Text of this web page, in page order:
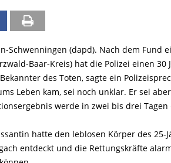
Schwenningen (dapd). Nach dem Fund
Baar-Kreis) hat die Polizei einen
des Toten, sagte ein
Leben kam, sei noch unklar. Er sei
werde in zwei bis drei Tagen
hatte den leblosen Körper des
entdeckt und die Rettungskräfte